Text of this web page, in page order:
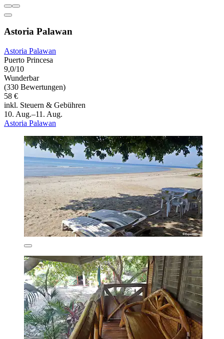
Astoria Palawan
Astoria Palawan
Puerto Princesa
9,0/10
Wunderbar
(330 Bewertungen)
58 €
inkl. Steuern & Gebühren
10. Aug.–11. Aug.
Astoria Palawan